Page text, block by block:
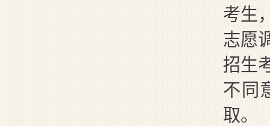
考生
志愿
招生
不同
取。